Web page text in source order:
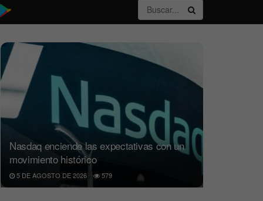
Nasdaq enciende las expectativas con un
movimiento histórico
5 DE AGOSTO DE 2026 579